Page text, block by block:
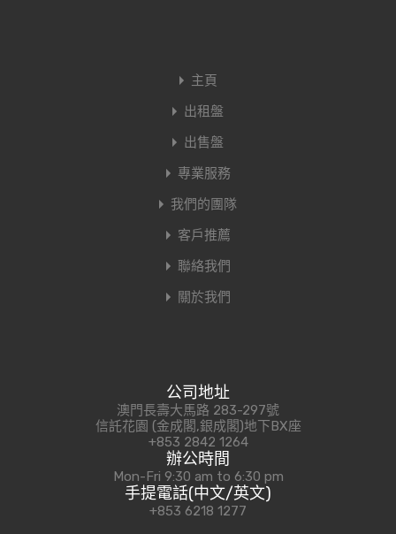
主頁
出租盤
出售盤
專業服務
我們的團隊
客戶推薦
聯絡我們
關於我們
公司地址
澳門長壽大馬路 283-297號
信託花園 (金成閣,銀成閣)地下BX座
+853 2842 1264
辦公時間
Mon-Fri 9:30 am to 6:30 pm
手提電話(中文/英文)
+853 6218 1277